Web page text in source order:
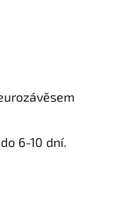
6-10 dní.